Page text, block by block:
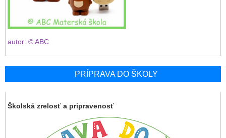
autor: © ABC
PRÍPRAVA DO ŠKOLY
Školská zrelosť a pripravenosť